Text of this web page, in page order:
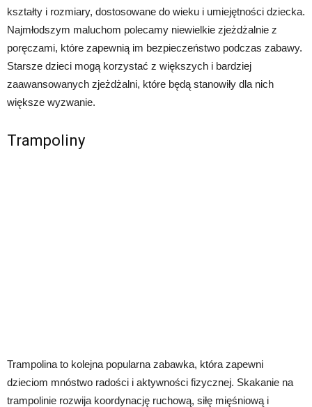
kształty i rozmiary, dostosowane do wieku i umiejętności dziecka.
Najmłodszym maluchom polecamy niewielkie zjeżdżalnie z
poręczami, które zapewnią im bezpieczeństwo podczas zabawy.
Starsze dzieci mogą korzystać z większych i bardziej
zaawansowanych zjeżdżalni, które będą stanowiły dla nich
większe wyzwanie.
Trampoliny
Trampolina to kolejna popularna zabawka, która zapewni
dzieciom mnóstwo radości i aktywności fizycznej. Skakanie na
trampolinie rozwija koordynację ruchową, siłę mięśniową i